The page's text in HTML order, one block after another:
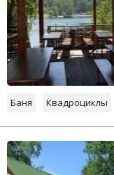
Баня Квадроциклы